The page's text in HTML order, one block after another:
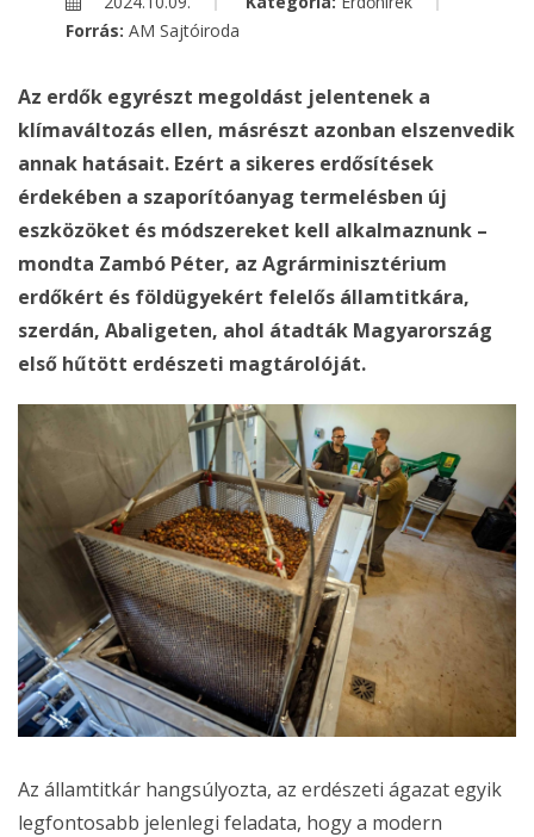
Forrás: AM Sajtóiroda
Az erdők egyrészt megoldást jelentenek a
klímaváltozás ellen, másrészt azonban elszenvedik
annak hatásait. Ezért a sikeres erdősítések
érdekében a szaporítóanyag termelésben új
eszközöket és módszereket kell alkalmaznunk –
mondta Zambó Péter, az Agrárminisztérium
erdőkért és földügyekért felelős államtitkára,
szerdán, Abaligeten, ahol átadták Magyarország
első hűtött erdészeti magtárolóját.
Az államtitkár hangsúlyozta, az erdészeti ágazat egyik
legfontosabb jelenlegi feladata, hogy a modern